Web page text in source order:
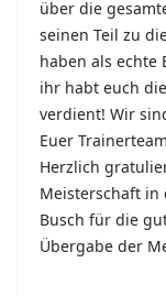
über die
seinen Teil zu
haben als echte
ihr habt euch
verdient! Wir
Euer Trainerteam
Herzlich
Meisterschaft in
Busch für die
Übergabe der